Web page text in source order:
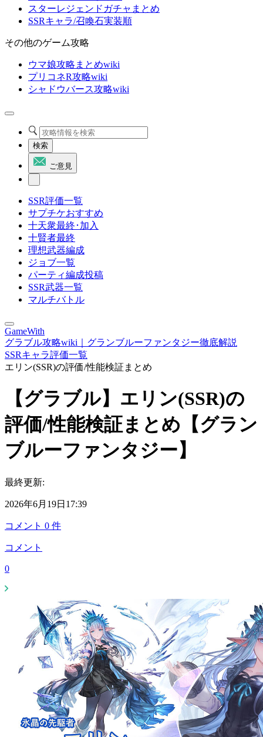
スターレジェンドガチャまとめ
SSRキャラ/召喚石実装順
その他のゲーム攻略
ウマ娘攻略まとめwiki
プリコネR攻略wiki
シャドウバース攻略wiki
検索
ご意見
SSR評価一覧
サプチケおすすめ
十天衆最終･加入
十賢者最終
理想武器編成
ジョブ一覧
パーティ編成投稿
SSR武器一覧
マルチバトル
GameWith
グラブル攻略wiki｜グランブルーファンタジー徹底解説
SSRキャラ評価一覧
エリン(SSR)の評価/性能検証まとめ
【グラブル】エリン(SSR)の
評価/性能検証まとめ【グラン
ブルーファンタジー】
最終更新:
2026年6月19日17:39
コメント 0 件
コメント
0